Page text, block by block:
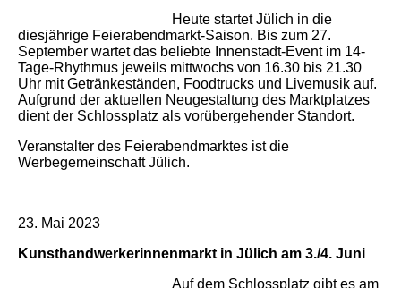
Heute startet Jülich in die
diesjährige Feierabendmarkt-Saison. Bis zum 27.
September wartet das beliebte Innenstadt-Event im 14-
Tage-Rhythmus jeweils mittwochs von 16.30 bis 21.30
Uhr mit Getränkeständen, Foodtrucks und Livemusik auf.
Aufgrund der aktuellen Neugestaltung des Marktplatzes
dient der Schlossplatz als vorübergehender Standort.
Veranstalter des Feierabendmarktes ist die
Werbegemeinschaft Jülich.
23. Mai 2023
Kunsthandwerkerinnenmarkt in Jülich am 3./4. Juni
Auf dem Schlossplatz gibt es am